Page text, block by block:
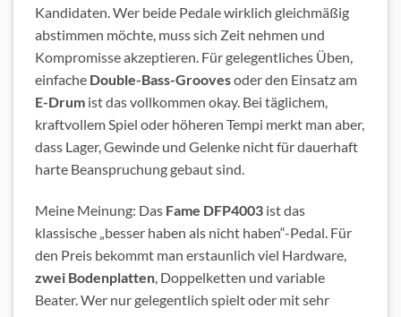
Kandidaten. Wer beide Pedale wirklich gleichmäßig
abstimmen möchte, muss sich Zeit nehmen und
Kompromisse akzeptieren. Für gelegentliches Üben,
einfache Double-Bass-Groovesoder den Einsatz am
E-Drum ist das vollkommen okay. Bei täglichem,
kraftvollem Spiel oder höheren Tempi merkt man aber,
dass Lager, Gewinde und Gelenke nicht für dauerhaft
harte Beanspruchung gebaut sind.
Meine Meinung: Das Fame DFP4003 ist das
klassische „besser haben als nicht haben“-Pedal. Für
den Preis bekommt man erstaunlich viel Hardware,
zwei Bodenplatten, Doppelketten und variable
Beater. Wer nur gelegentlich spielt oder mit sehr